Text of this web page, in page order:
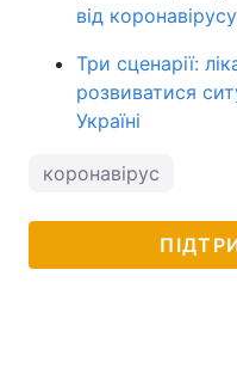
від коронавірусу
Три сценарії:
розвиватися
Україні
коронавірус